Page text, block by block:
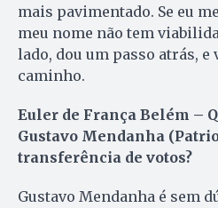
mais pavimentado. Se eu
meu nome não tem
lado, dou um passo atrás, e
caminho.
Euler de França Belém –
Gustavo Mendanha
transferência de votos?
Gustavo Mendanha é sem